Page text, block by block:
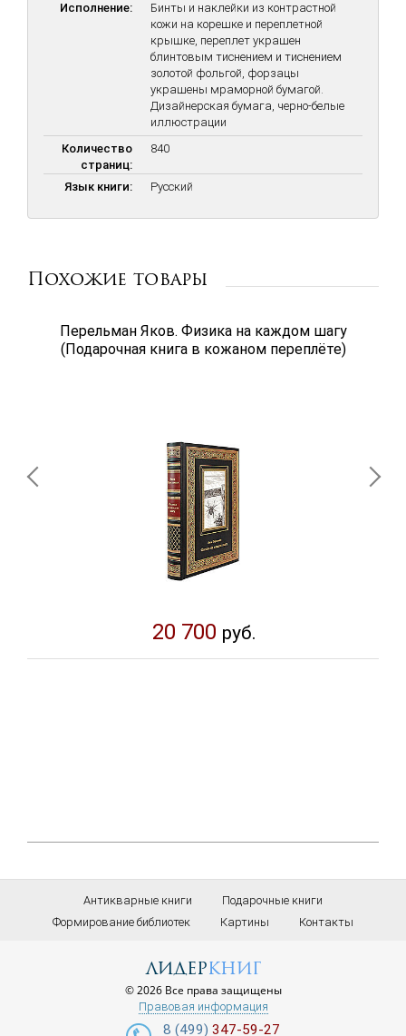
Исполнение:
Бинты и наклейки из контрастной
кожи на корешке и переплетной
крышке, переплет украшен
блинтовым тиснением и тиснением
золотой фольгой, форзацы
украшены мраморной бумагой.
Дизайнерская бумага, черно-белые
иллюстрации
Количество
страниц:
840
Язык книги: Русский
Похожие товары
Перельман Яков. Физика на каждом шагу
(Подарочная книга в кожаном переплёте)
20 700 руб.
Антикварные книги
Подарочные книги
Формирование библиотек
Картины Контакты
лидеркниг
© 2026 Все права защищены
Правовая информация
8 (499) 347-59-27